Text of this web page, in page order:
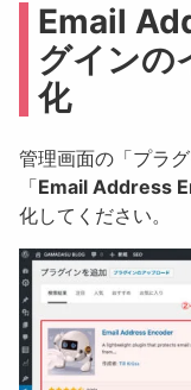
Email
グインの
化
管理画面の「プラ
「Email Address
化してください。